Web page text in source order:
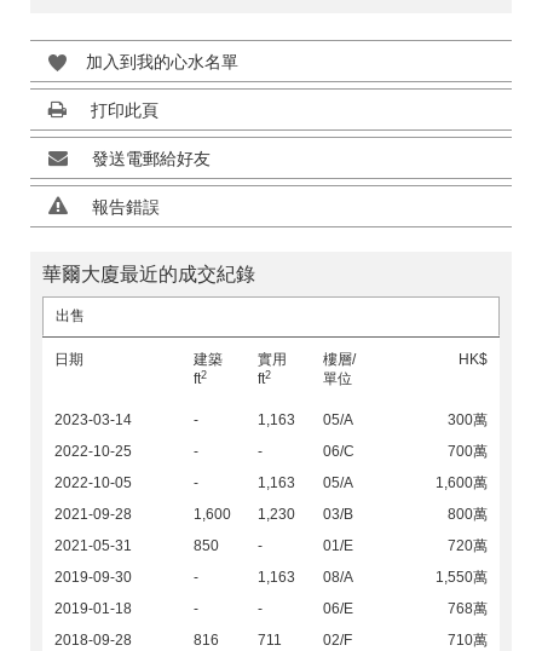
加入到我的心水名單
打印此頁
發送電郵給好友
報告錯誤
華爾大廈最近的成交紀錄
出售
日期
建築
ft2
實用
ft2
樓層/
單位
HK$
2023-03-14 - 1,163 05/A
300萬
2022-10-25
- - 06/C
700萬
2022-10-05
- 1,163 05/A
1,600萬
2021-09-28
1,600 1,230 03/B
800萬
2021-05-31
850 - 01/E
720萬
2019-09-30
- 1,163 08/A
1,550萬
2019-01-18
- - 06/E
768萬
2018-09-28
816 711 02/F
710萬